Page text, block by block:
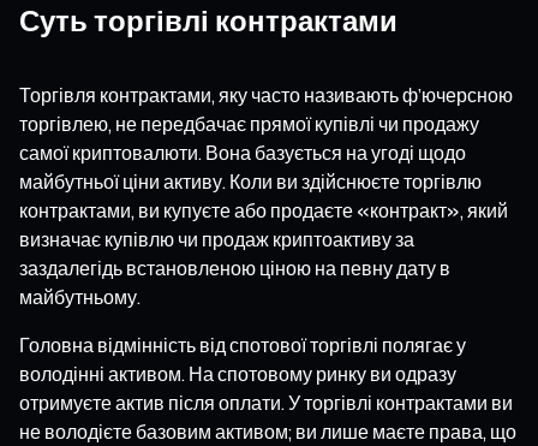
Суть торгівлі контрактами
Торгівля контрактами, яку часто називають ф’ючерсною
торгівлею, не передбачає прямої купівлі чи продажу
самої криптовалюти. Вона базується на угоді щодо
майбутньої ціни активу. Коли ви здійснюєте торгівлю
контрактами, ви купуєте або продаєте «контракт», який
визначає купівлю чи продаж криптоактиву за
заздалегідь встановленою ціною на певну дату в
майбутньому.
Головна відмінність від спотової торгівлі полягає у
володінні активом. На спотовому ринку ви одразу
отримуєте актив після оплати. У торгівлі контрактами ви
не володієте базовим активом; ви лише маєте права, що